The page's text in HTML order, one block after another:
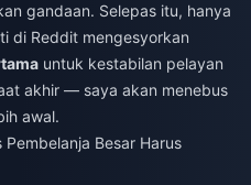
gandaan. Selepas itu, hanya
di Reddit mengesyorkan
untuk kestabilan pelayan
akhir — saya akan menebus
awal.
Besar Harus